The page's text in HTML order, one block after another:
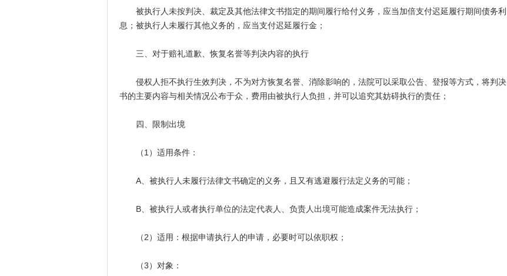
被执行人未按判决、裁定及其他法律文书指定的期间履行给付义务，应当加倍支付迟延履行期间债务利
息；被执行人未履行其他义务的，应当支付迟延履行金；
三、对于赔礼道歉、恢复名誉等判决内容的执行
侵权人拒不执行生效判决，不为对方恢复名誉、消除影响的，法院可以采取公告、登报等方式，将判决
书的主要内容与相关情况公布于众，费用由被执行人负担，并可以追究其妨碍执行的责任；
四、限制出境
（1）适用条件：
A、被执行人未履行法律文书确定的义务，且又有逃避履行法定义务的可能；
B、被执行人或者执行单位的法定代表人、负责人出境可能造成案件无法执行；
（2）适用：根据申请执行人的申请，必要时可以依职权；
（3）对象：